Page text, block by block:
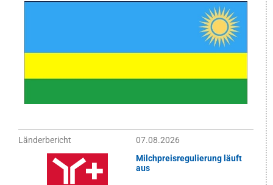
Länderbericht
07.08.2026
Milchpreisregulierung läuft
aus